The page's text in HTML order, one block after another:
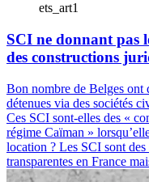
ets_art1
SCI ne donnant pas
des constructions
Bon nombre de Belges ont
détenues via des sociétés
Ces SCI sont-elles des «
régime Caïman »
location ? Les SCI sont des
transparentes en France